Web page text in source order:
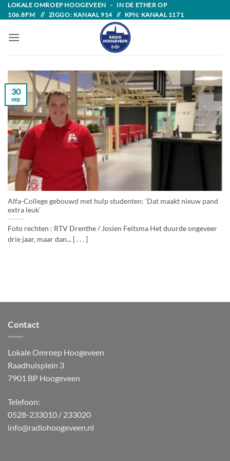
Skip
to
content
LOKALE OMROEP HOOGEVEEN - IN DE ETHER OP
106.8FM // ZIGGO: KANAAL 914 // KPN: KANAAL 1171
Alfa-College gebouwd met hulp studenten: ‘Dat maakt nieuw pand
extra leuk’
Foto rechten : RTV Drenthe / Josien Feitsma Het duurde ongeveer
drie jaar, maar dan... [ . . . ]
30
sep
Contact
Lokale Omroep Hoogeveen
Raadhuisplein 3
7901 BP Hoogeveen
Telefoon:
0528-233010 / 233020
info@radiohoogeveen.nl